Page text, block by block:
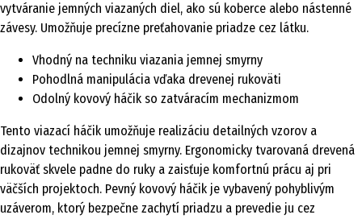
vytváranie jemných viazaných diel, ako sú koberce alebo nástenné
závesy. Umožňuje precízne preťahovanie priadze cez látku.
Vhodný na techniku viazania jemnej smyrny
Pohodlná manipulácia vďaka drevenej rukoväti
Odolný kovový háčik so zatváracím mechanizmom
Tento viazací háčik umožňuje realizáciu detailných vzorov a
dizajnov technikou jemnej smyrny. Ergonomicky tvarovaná drevená
rukoväť skvele padne do ruky a zaisťuje komfortnú prácu aj pri
väčších projektoch. Pevný kovový háčik je vybavený pohyblivým
uzáverom, ktorý bezpečne zachytí priadzu a prevedie ju cez